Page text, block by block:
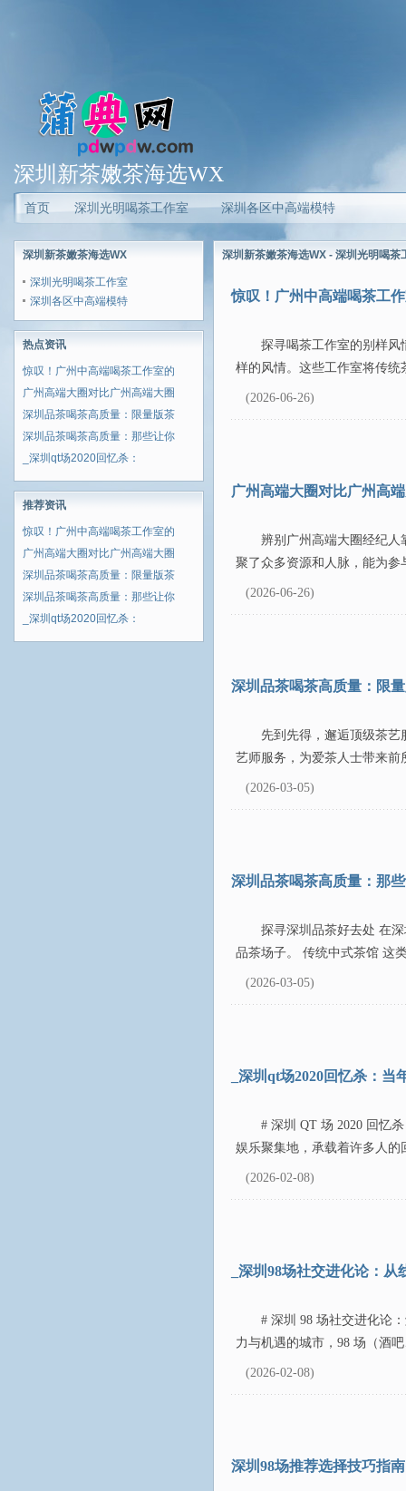
深圳新茶嫩茶海选WX
首页 深圳光明喝茶工作室 深圳各区中高端模特
深圳新茶嫩茶海选WX
深圳光明喝茶工作室
深圳各区中高端模特
热点资讯
惊叹！广州中高端喝茶工作室的
广州高端大圈对比广州高端大圈
深圳品茶喝茶高质量：限量版茶
深圳品茶喝茶高质量：那些让你
_深圳qt场2020回忆杀：
推荐资讯
惊叹！广州中高端喝茶工作室的
广州高端大圈对比广州高端大圈
深圳品茶喝茶高质量：限量版茶
深圳品茶喝茶高质量：那些让你
_深圳qt场2020回忆杀：
深圳新茶嫩茶海选WX - 深圳光明喝茶
惊叹！广州中高端喝茶工
探寻喝茶工作室的别样风
样的风情。这些工作室将传
(2026-06-26)
广州高端大圈对比广州高
辨别广州高端大圈经纪人
聚了众多资源和人脉，能为
(2026-06-26)
深圳品茶喝茶高质量：限
先到先得，邂逅顶级茶
艺师服务，为爱茶人士带来
(2026-03-05)
深圳品茶喝茶高质量：那
探寻深圳品茶好去处 在
品茶场子。 传统中式茶馆 这
(2026-03-05)
_深圳qt场2020回忆杀：
# 深圳 QT 场 2020 回忆
娱乐聚集地，承载着许多人的
(2026-02-08)
_深圳98场社交进化论：
# 深圳 98 场社交进化论
力与机遇的城市，98 场（酒
(2026-02-08)
深圳98场推荐选择技巧指南